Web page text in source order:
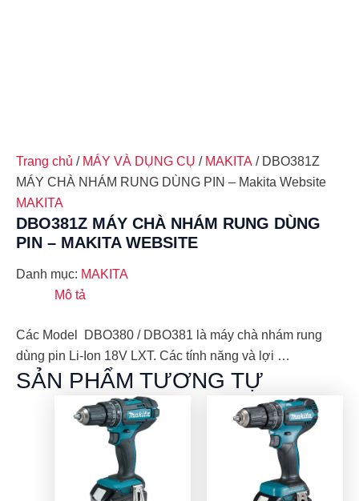
Trang chủ / MÁY VÀ DỤNG CỤ / MAKITA / DBO381Z
MÁY CHÀ NHÁM RUNG DÙNG PIN – Makita Website
MAKITA
DBO381Z MÁY CHÀ NHÁM RUNG DÙNG
PIN – MAKITA WEBSITE
Danh mục: MAKITA
Mô tả
Các Model DBO380 / DBO381 là máy chà nhám rung
dùng pin Li-Ion 18V LXT. Các tính năng và lợi …
SẢN PHẨM TƯƠNG TỰ